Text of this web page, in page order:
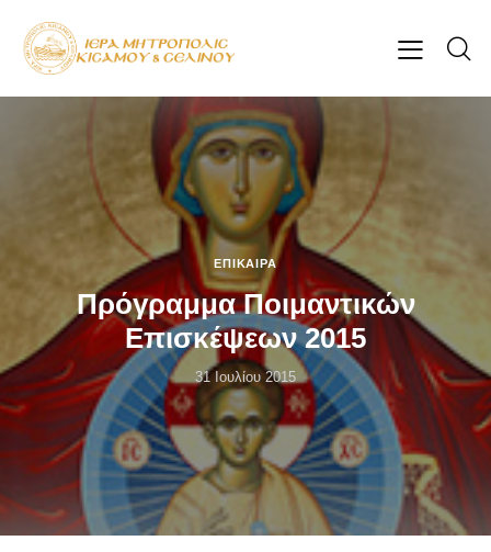
ΕΠΊΚΑΙΡΑ
Πρόγραμμα Ποιμαντικών
Επισκέψεων 2015
31 Ιουλίου 2015